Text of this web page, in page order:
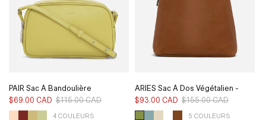
PAIR Sac À Bandoulière
Végétalien - Pureté
Prix
$115.00 CADPrix
$69.00 CAD
4 COULEURS
ARIES Sac À Dos Végétalien -
Vintage
Prix
$155.00 CADPrix
$93.00 CAD
5 COULEURS